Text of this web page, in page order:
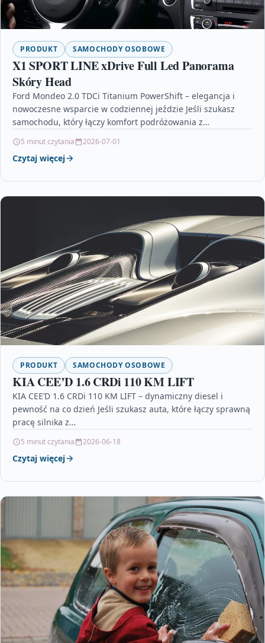
PRODUKT SAMOCHODY OSOBOWE
X1 SPORT LINE xDrive Full Led Panorama
Skóry Head
Ford Mondeo 2.0 TDCi Titanium PowerShift – elegancja i
nowoczesne wsparcie w codziennej jeździe Jeśli szukasz
samochodu, który łączy komfort podróżowania z
5 minut czytania 2026-07-01
Czytaj więcej
PRODUKT SAMOCHODY OSOBOWE
KIA CEE’D 1.6 CRDi 110 KM LIFT
KIA CEE’D 1.6 CRDi 110 KM LIFT – dynamiczny diesel i
pewność na co dzień Jeśli szukasz auta, które łączy sprawną
pracę silnika z…
5 minut czytania 2026-06-18
Czytaj więcej